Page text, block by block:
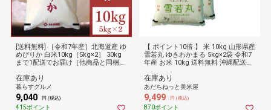
[送料無料] ［令和7年産］北海道産 ゆ
めぴりか 白米10kg［5kg×2］ 30kg
まで1配送でお届け［他商品と同梱不
C 【防災】
在庫あり
暮らすグルメ
9,040 円 (税込)
415ポイント
【 ポイント10倍 】 米 10kg 山形県産
雪若丸 ゆきわかまる 5kg×2袋 令和7
年産 お米 10kg 送料無料 沖縄配送不
在庫あり
あだちねっと美米屋
9,499 円 (税込)
870ポイント